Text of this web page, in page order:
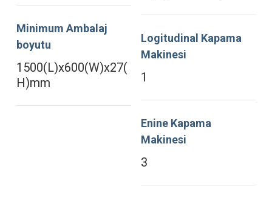
Minimum Ambalaj
boyutu
1500(L)x600(W)x27(
H)mm
Logitudinal Kapama
Makinesi
1
Enine Kapama
Makinesi
3